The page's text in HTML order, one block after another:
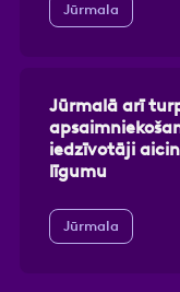
Jūrmala
Jūrmalā arī
iedzīvotāji
līgumu
Jūrmala